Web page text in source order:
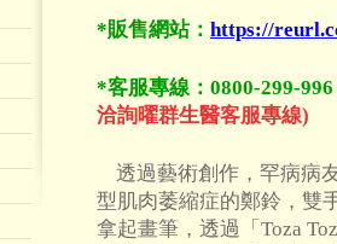
*販售網站： https://
*客服專線：0800-299-996
洽詢曜群生醫客服專線)
透過藝術創作，罕病病
型肌肉萎縮症的鄭鈴，雙
拿起畫筆，透過「Toza